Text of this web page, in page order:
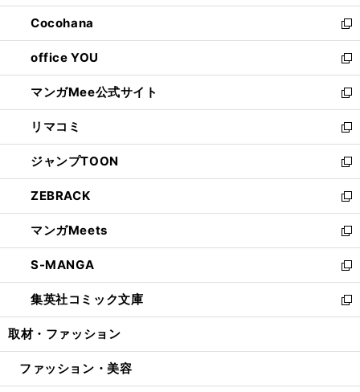
開
く
ウ
で
開
く
ン
ド
ウ
で
開
く
し
い
ウ
ィ
ン
ド
ウ
で
開
く
Cocohana
新
し
い
ウ
ィ
ン
ド
ウ
で
開
く
office YOU
新
し
い
ウ
ィ
ン
ド
ウ
で
開
く
マンガMee公式サイト
新
し
い
ウ
ィ
ン
ド
ウ
で
開
く
リマコミ
新
し
い
ウ
ィ
ン
ド
ウ
で
開
く
ジャンプTOON
新
し
い
ウ
ィ
ン
ド
ウ
で
開
ZEBRACK
新
し
い
ウ
ィ
ン
ド
ウ
開
マンガMeets
新
し
い
ウ
ィ
ン
ウ
開
S-MANGA
新
し
い
ウ
ン
ウ
集英社コミック文庫
新
し
ウ
ン
取材・ファッション
ファッション・美容